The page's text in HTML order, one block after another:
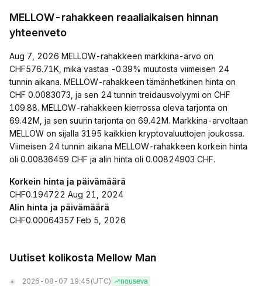
MELLOW-rahakkeen reaaliaikaisen hinnan
yhteenveto
Aug 7, 2026 MELLOW-rahakkeen markkina-arvo on
CHF576.71K, mikä vastaa -0.39% muutosta viimeisen 24
tunnin aikana. MELLOW-rahakkeen tämänhetkinen hinta on
CHF 0.0083073, ja sen 24 tunnin treidausvolyymi on CHF
109.88. MELLOW-rahakkeen kierrossa oleva tarjonta on
69.42M, ja sen suurin tarjonta on 69.42M. Markkina-arvoltaan
MELLOW on sijalla 3195 kaikkien kryptovaluuttojen joukossa.
Viimeisen 24 tunnin aikana MELLOW-rahakkeen korkein hinta
oli 0.00836459 CHF ja alin hinta oli 0.00824903 CHF.
Korkein hinta ja päivämäärä
CHF0.194722 Aug 21, 2024
Alin hinta ja päivämäärä
CHF0.00064357 Feb 5, 2026
Uutiset kolikosta Mellow Man
2026-08-07 19:45 (UTC) nouseva